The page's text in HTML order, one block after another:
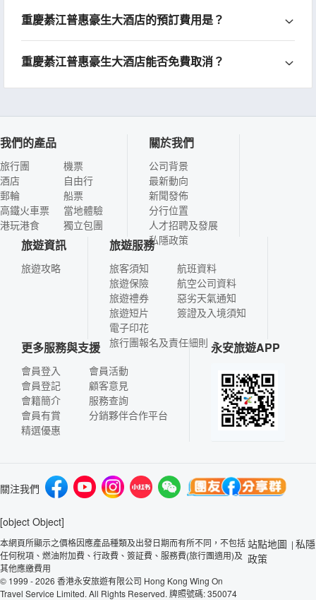
重慶綦江普惠豪生大酒店的預訂費用是？
重慶綦江普惠豪生大酒店能否免費取消？
我們的產品
旅行團
酒店
郵輪
高鐵火車票
港玩港食
機票
自由行
船票
當地體驗
獨立包團
關於我們
公司背景
最新動向
新聞發佈
分行位置
人才招聘及發展
私隱政策
旅遊資訊
旅遊攻略
旅遊服務
旅客須知
旅遊保險
旅遊禮券
旅遊短片
電子印花
航班資料
航空公司資料
惡劣天氣通知
簽證及入境須知
旅行團報名及責任細則
更多服務與支援
會員登入
會員登記
會籍簡介
會員有賞
精選優惠
會員活動
顧客意見
服務查詢
分銷夥伴合作平台
永安旅遊APP
關注我們
[object Object]
本網頁所顯示之價格因應產品種類及出發日期而有所不同，不包括
任何稅項、燃油附加費、行政費、簽証費、服務費(旅行團適用)及
其他應繳費用
© 1999 - 2026 香港永安旅遊有限公司 Hong Kong Wing On
Travel Service Limited. All Rights Reserved. 牌照號碼: 350074
站點地圖 | 私隱
政策